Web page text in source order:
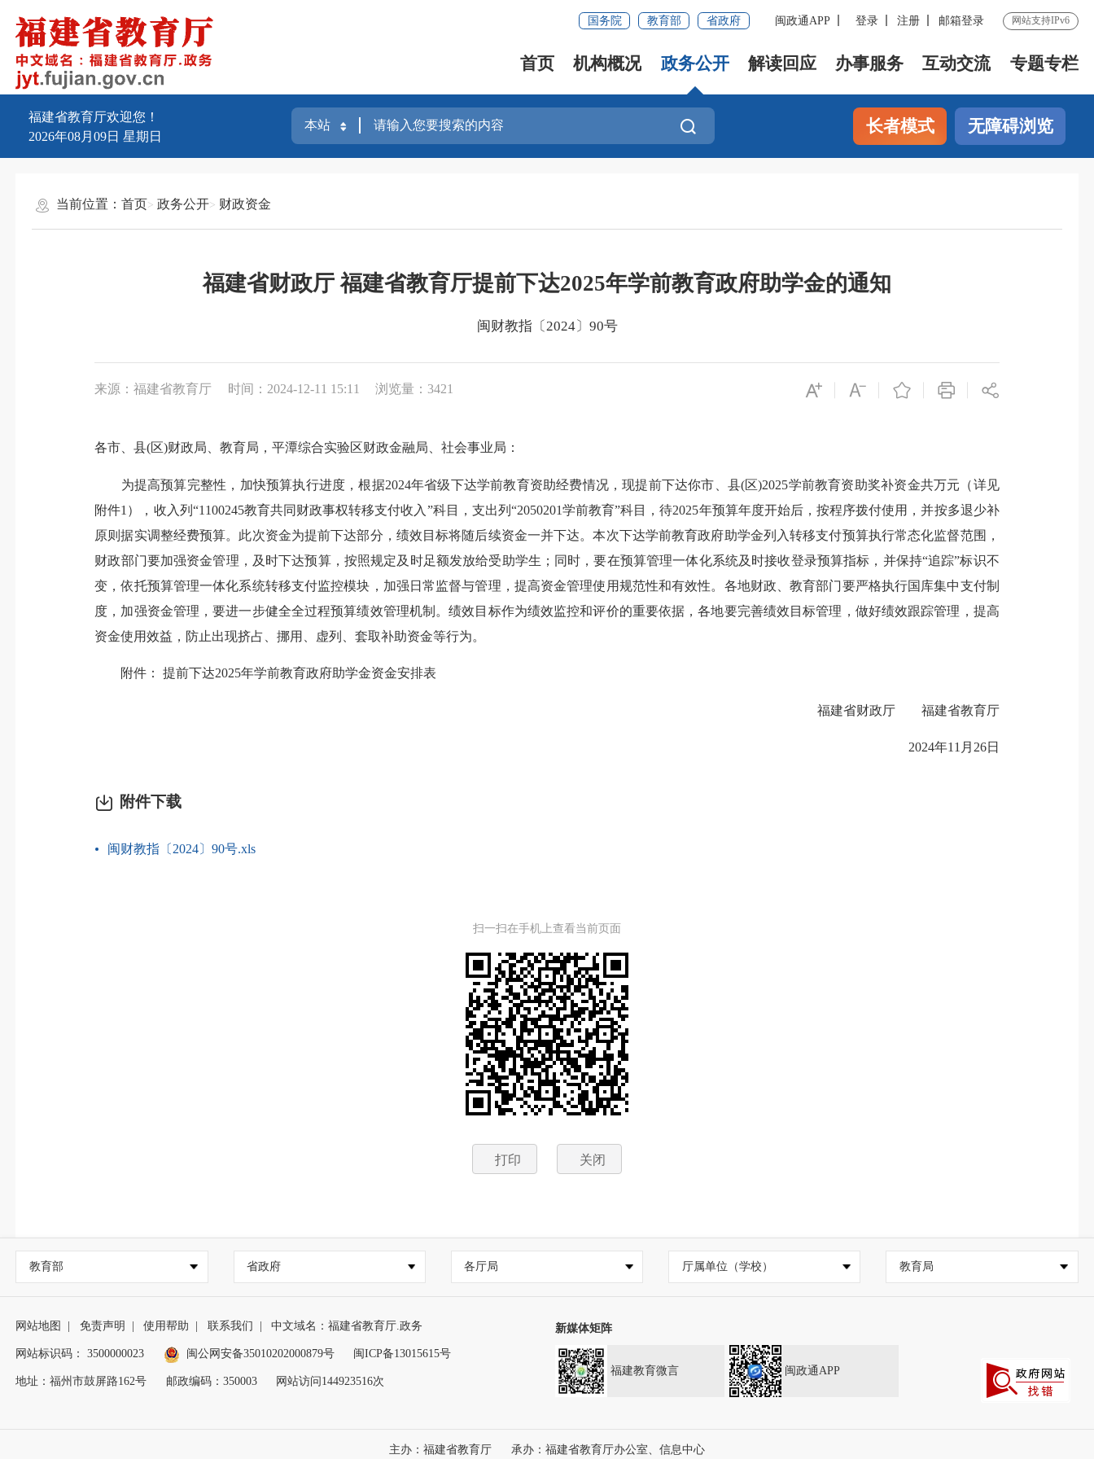
国务院 教育部 省政府 闽政通APP 登录 注册 邮箱登录 网站支持IPv6
首页 机构概况 政务公开 解读回应 办事服务 互动交流 专题专栏
福建省教育厅欢迎您！
2026年08月09日 星期日
长者模式 无障碍浏览
当前位置：首页 政务公开 财政资金
福建省财政厅 福建省教育厅提前下达2025年学前教育政府助学金的通知
闽财教指〔2024〕90号
来源：福建省教育厅 时间：2024-12-11 15:11 浏览量：3421
各市、县(区)财政局、教育局，平潭综合实验区财政金融局、社会事业局：
为提高预算完整性，加快预算执行进度，根据2024年省级下达学前教育资助经费情况，现提前下达你市、县(区)2025学前教育资助奖补资金共万元（详见
附件1），收入列“1100245教育共同财政事权转移支付收入”科目，支出列“2050201学前教育”科目，待2025年预算年度开始后，按程序拨付使用，并按多退少补
原则据实调整经费预算。此次资金为提前下达部分，绩效目标将随后续资金一并下达。本次下达学前教育政府助学金列入转移支付预算执行常态化监督范围，
财政部门要加强资金管理，及时下达预算，按照规定及时足额发放给受助学生；同时，要在预算管理一体化系统及时接收登录预算指标，并保持“追踪”标识不
变，依托预算管理一体化系统转移支付监控模块，加强日常监督与管理，提高资金管理使用规范性和有效性。各地财政、教育部门要严格执行国库集中支付制
度，加强资金管理，要进一步健全全过程预算绩效管理机制。绩效目标作为绩效监控和评价的重要依据，各地要完善绩效目标管理，做好绩效跟踪管理，提高
资金使用效益，防止出现挤占、挪用、虚列、套取补助资金等行为。
附件： 提前下达2025年学前教育政府助学金资金安排表
福建省财政厅 福建省教育厅
2024年11月26日
附件下载
闽财教指〔2024〕90号.xls
扫一扫在手机上查看当前页面
打印 关闭
教育部 省政府 各厅局 厅属单位（学校） 教育局
网站地图 免责声明 使用帮助 联系我们 中文域名：福建省教育厅.政务
网站标识码： 3500000023 闽公网安备35010202000879号 闽ICP备13015615号
地址：福州市鼓屏路162号 邮政编码：350003 网站访问144923516次
新媒体矩阵
福建教育微言 闽政通APP
主办：福建省教育厅 承办：福建省教育厅办公室、信息中心